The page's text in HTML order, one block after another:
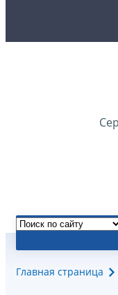
Главная страница